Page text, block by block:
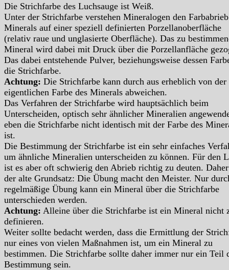
Die Strichfarbe des Luchsauge ist Weiß.
Unter der Strichfarbe verstehen Mineralogen den
Minerals auf einer speziell definierten Porzellanoberfläche
(relativ raue und unglasierte Oberfläche). Das zu
Mineral wird dabei mit Druck über die Porzellanfläche
Das dabei entstehende Pulver, beziehungsweise dessen
die Strichfarbe.
Achtung: Die Strichfarbe kann durch aus erheblich von der
eigentlichen Farbe des Minerals abweichen.
Das Verfahren der Strichfarbe wird hauptsächlich beim
Unterscheiden, optisch sehr ähnlicher Mineralien
eben die Strichfarbe nicht identisch mit der Farbe des
ist.
Die Bestimmung der Strichfarbe ist ein sehr einfaches
um ähnliche Mineralien unterscheiden zu können. Für den
ist es aber oft schwierig den Abrieb richtig zu deuten.
der alte Grundsatz: Die Übung macht den Meister. Nur
regelmäßige Übung kann ein Mineral über die Strichfarbe
unterschieden werden.
Achtung: Alleine über die Strichfarbe ist ein Mineral nicht
definieren.
Weiter sollte bedacht werden, dass die Ermittlung der
nur eines von vielen Maßnahmen ist, um ein Mineral zu
bestimmen. Die Strichfarbe sollte daher immer nur ein Teil
Bestimmung sein.